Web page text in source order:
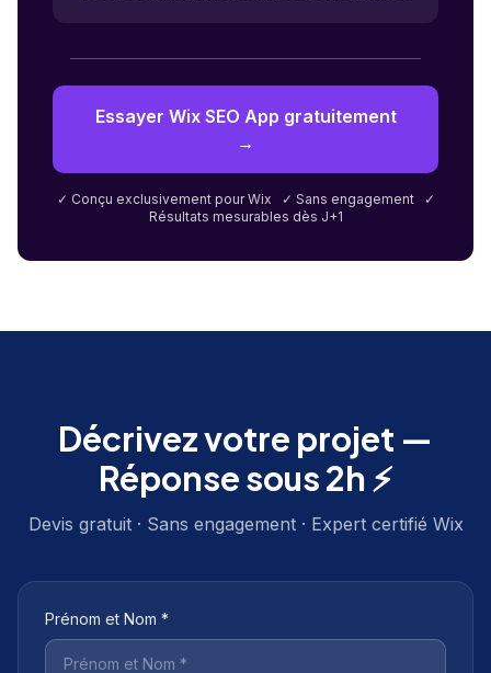
Essayer Wix SEO App gratuitement
→
✓ Conçu exclusivement pour Wix ✓ Sans engagement ✓
Résultats mesurables dès J+1
Décrivez votre projet —
Réponse sous 2h ⚡
Devis gratuit · Sans engagement · Expert certifié Wix
Prénom et Nom *